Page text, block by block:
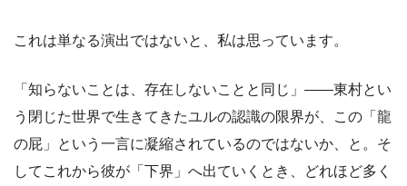
これは単なる演出ではないと、私は思っています。
「知らないことは、存在しないことと同じ」――東村とい
う閉じた世界で生きてきたユルの認識の限界が、この「龍
の屁」という一言に凝縮されているのではないか、と。そ
してこれから彼が「下界」へ出ていくとき、どれほど多く